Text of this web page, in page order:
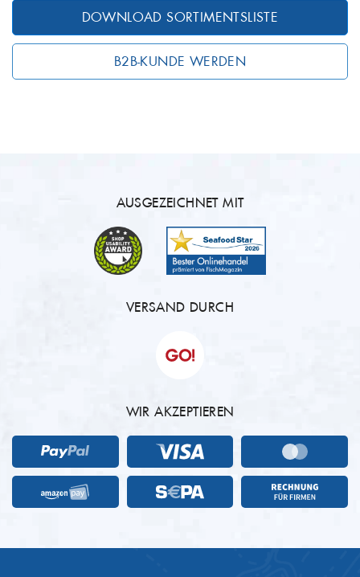
DOWNLOAD SORTIMENTSLISTE
B2B-KUNDE WERDEN
AUSGEZEICHNET MIT
VERSAND DURCH
WIR AKZEPTIEREN